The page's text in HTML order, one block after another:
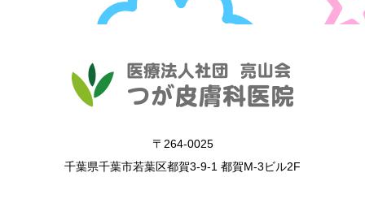
〒264-0025
千葉県千葉市若葉区都賀3-9-1 都賀M-3ビル2F